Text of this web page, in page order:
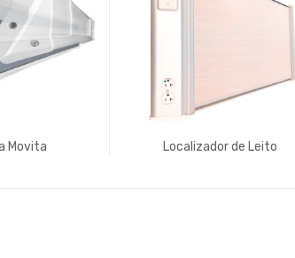
Movita Localizador de Leito